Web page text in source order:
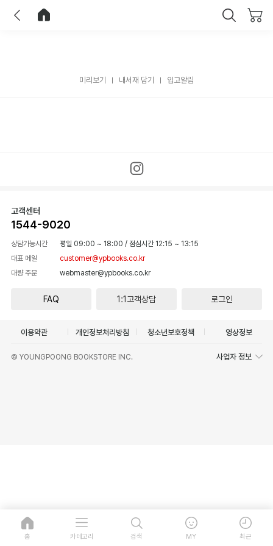
미리보기 내서재 담기 입고알림
고객센터
1544-9020
상담가능시간 평일 09:00 ~ 18:00 / 점심시간 12:15 ~ 13:15
대표 메일
customer@ypbooks.co.kr
대량 주문
webmaster@ypbooks.co.kr
FAQ 1:1고객상담 로그인
이용약관 개인정보처리방침 청소년보호정책 영상정보
© YOUNGPOONG BOOKSTORE INC. 사업자 정보
홈 카테고리 검색 MY 최근